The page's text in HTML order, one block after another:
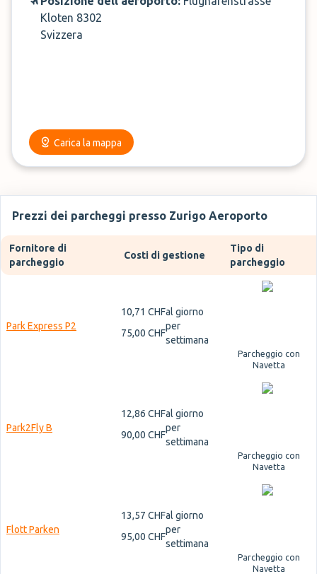
di Zurigo migliore, in relazione alle tue esigenze, al prezzo
più economico, al momento della ricerca. Prenota in
anticipo per risparmiare fino al 25%
Kloten 8302
Svizzera
Carica la mappa
Prezzi dei parcheggi presso Zurigo Aeroporto
Fornitore di
parcheggio
Costi di gestione
Tipo di
parcheggio
Park Express P2
10,71 CHFal giorno
75,00 CHF
per
settimana
Parcheggio con
Navetta
Park2Fly B
12,86 CHFal giorno
90,00 CHF
per
settimana
Parcheggio con
Navetta
Flott Parken
13,57 CHFal giorno
95,00 CHF
per
settimana
Parcheggio con
Navetta